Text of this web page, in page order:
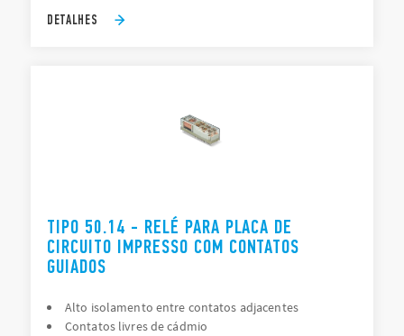
DETALHES
TIPO 50.14 - RELÉ PARA PLACA DE
CIRCUITO IMPRESSO COM CONTATOS
GUIADOS
Alto isolamento entre contatos adjacentes
Contatos livres de cádmio